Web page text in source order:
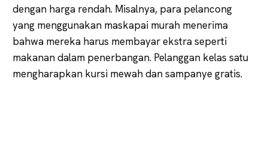
dengan harga rendah. Misalnya, para pelancong
yang menggunakan maskapai murah menerima
bahwa mereka harus membayar ekstra seperti
makanan dalam penerbangan. Pelanggan kelas satu
mengharapkan kursi mewah dan sampanye gratis.